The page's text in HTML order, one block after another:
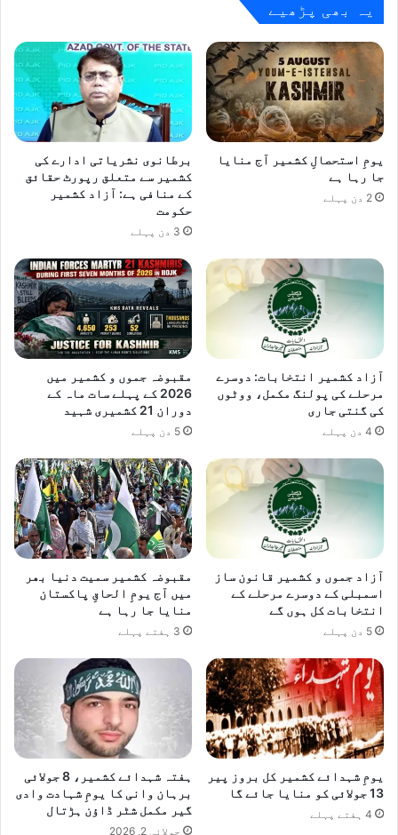
یہ بھی پڑھیے
یومِ استحصالِ کشمیر آج منایا
جا رہا ہے
2 دن پہلے
برطانوی نشریاتی ادارے کی
کشمیر سے متعلق رپورٹ حقائق
کے منافی ہے: آزاد کشمیر
حکومت
3 دن پہلے
آزاد کشمیر انتخابات: دوسرے
مرحلے کی پولنگ مکمل، ووٹوں
کی گنتی جاری
4 دن پہلے
مقبوضہ جموں و کشمیر میں
2026 کے پہلے سات ماہ کے
دوران 21 کشمیری شہید
5 دن پہلے
آزاد جموں و کشمیر قانون ساز
اسمبلی کے دوسرے مرحلے کے
انتخابات کل ہوں گے
5 دن پہلے
مقبوضہ کشمیر سمیت دنیا بھر
میں آج یومِ الحاقِ پاکستان
منایا جا رہا ہے
3 ہفتے پہلے
یومِ شہدائے کشمیر کل بروز پیر
13 جولائی کو منایا جائے گا
4 ہفتے پہلے
ہفتہ شہدائے کشمیر، 8 جولائی
برہان وانی کا یومِ شہادت وادی
گیر مکمل شٹر ڈاؤن ہڑتال
جولائی 2, 2026